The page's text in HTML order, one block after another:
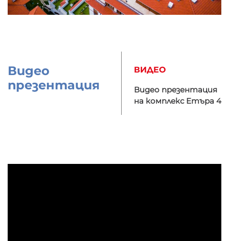
Видео
презентация
ВИДЕО
Видео презентация
на комплекс Етъра 4